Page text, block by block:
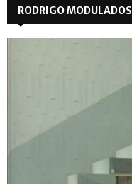
RODRIGO MODULADOS